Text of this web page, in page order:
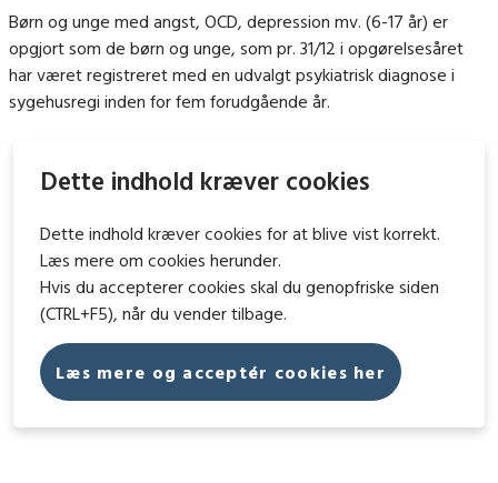
Børn og unge med angst, OCD, depression mv. (6-17 år) er
opgjort som de børn og unge, som pr. 31/12 i opgørelsesåret
har været registreret med en udvalgt psykiatrisk diagnose i
sygehusregi inden for fem forudgående år.
Dette indhold kræver cookies
Dette indhold kræver cookies for at blive vist korrekt.
Læs mere om cookies herunder.
Hvis du accepterer cookies skal du genopfriske siden
(CTRL+F5), når du vender tilbage.
Læs mere og acceptér cookies her